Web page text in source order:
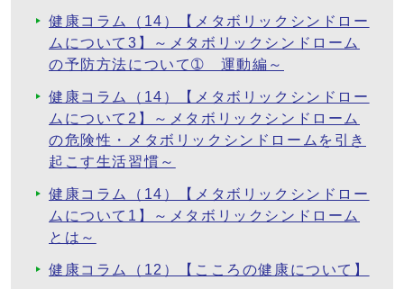
健康コラム（14）【メタボリックシンドロー
ムについて3】～メタボリックシンドローム
の予防方法について➀ 運動編～
健康コラム（14）【メタボリックシンドロー
ムについて2】～メタボリックシンドローム
の危険性・メタボリックシンドロームを引き
起こす生活習慣～
健康コラム（14）【メタボリックシンドロー
ムについて1】～メタボリックシンドローム
とは～
健康コラム（12）【こころの健康について】